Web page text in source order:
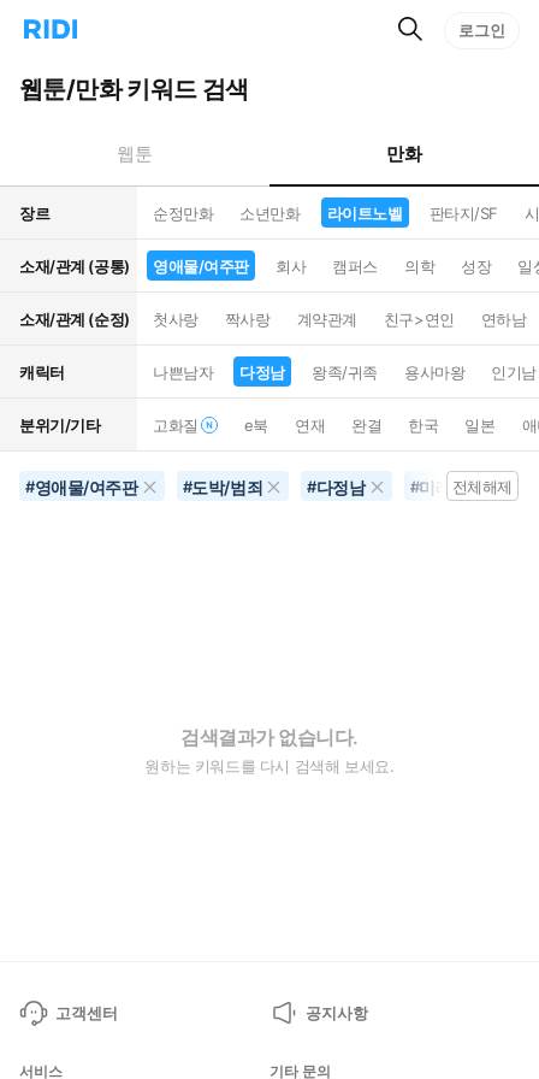
리
홈
으
턴
트
검
로그인
웹툰/만화 키워드 검색
웹툰 만화
장르 순정만화 소년만화 라이트노벨 판타지/SF
소재/관계 (공통) 영애물/여주판 회사 캠퍼스 의학 성장 일
소재/관계 (순정) 첫사랑 짝사랑 계약관계 친구>연인 연하남
캐릭터 나쁜남자 다정남 왕족/귀족 용사마왕 인기남
분위기/기타 고화질 e북 연재 완결 한국 일본
#영애물/여주판 #도박/범죄 #다정남 #미래배경전체해제
검색결과가 없습니다.
원하는 키워드를 다시 검색해 보세요.
고객센터 공지사항
서비스 기타 문의